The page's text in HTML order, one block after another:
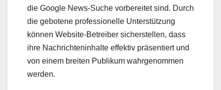
die Google News-Suche vorbereitet sind. Durch
die gebotene professionelle Unterstützung
können Website-Betreiber sicherstellen, dass
ihre Nachrichteninhalte effektiv präsentiert und
von einem breiten Publikum wahrgenommen
werden.